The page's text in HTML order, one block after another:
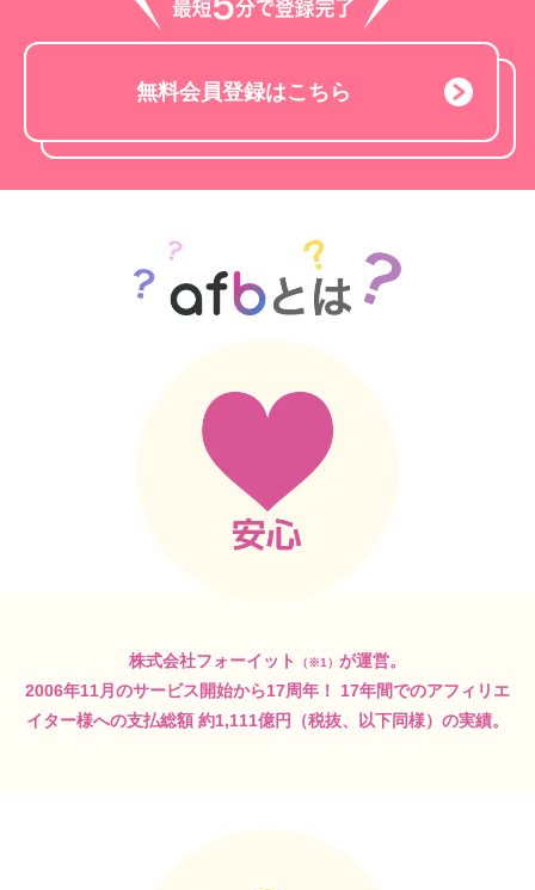
無料会員登録はこちら
株式会社フォーイット （※1） が運営。
2006年11月のサービス開始から17周年！
17年間でのアフィリエ
イター様への支払総額 約1,111億円（税抜、以下同様）の実績。